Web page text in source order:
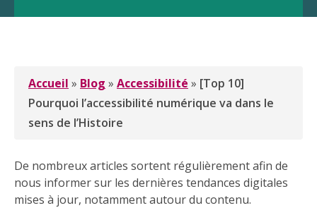
Accueil » Blog » Accessibilité » [Top 10]
Pourquoi l’accessibilité numérique va dans le
sens de l’Histoire
De nombreux articles sortent régulièrement afin de
nous informer sur les dernières tendances digitales
mises à jour, notamment autour du contenu.